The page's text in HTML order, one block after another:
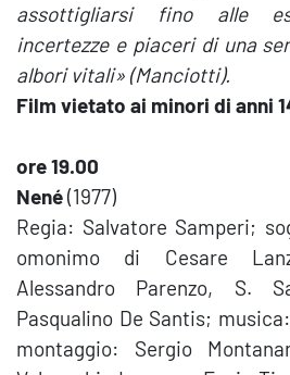
assottigliarsi fino alle
incertezze e piaceri di una
albori vitali» (Manciotti).
Film vietato ai minori di anni
ore 19.00
Nené(1977)
Regia: Salvatore Samperi;
omonimo di Cesare
Alessandro Parenzo, S.
Pasqualino De Santis;
montaggio: Sergio